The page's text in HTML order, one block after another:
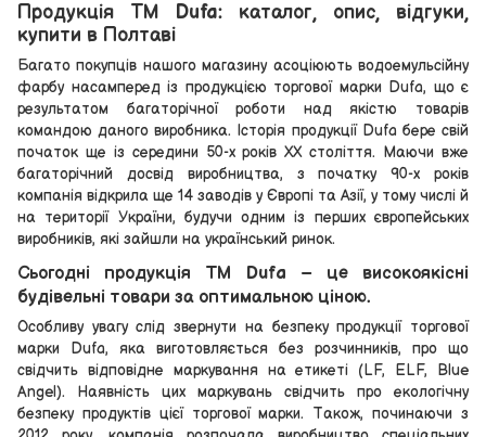
Продукція ТМ Dufa: каталог, опис, відгуки,
купити в Полтаві
Багато покупців нашого магазину асоціюють водоемульсійну
фарбу насамперед із продукцією торгової марки Dufa, що є
результатом багаторічної роботи над якістю товарів
командою даного виробника. Історія продукції Dufa бере свій
початок ще із середини 50-х років ХХ століття. Маючи вже
багаторічний досвід виробництва, з початку 90-х років
компанія відкрила ще 14 заводів у Європі та Азії, у тому числі й
на території України, будучи одним із перших європейських
виробників, які зайшли на український ринок.
Сьогодні продукція ТМ Dufa – це високоякісні
будівельні товари за оптимальною ціною.
Особливу увагу слід звернути на безпеку продукції торгової
марки Dufa, яка виготовляється без розчинників, про що
свідчить відповідне маркування на етикеті (LF, ELF, Blue
Angel). Наявність цих маркувань свідчить про екологічну
безпеку продуктів цієї торгової марки. Також, починаючи з